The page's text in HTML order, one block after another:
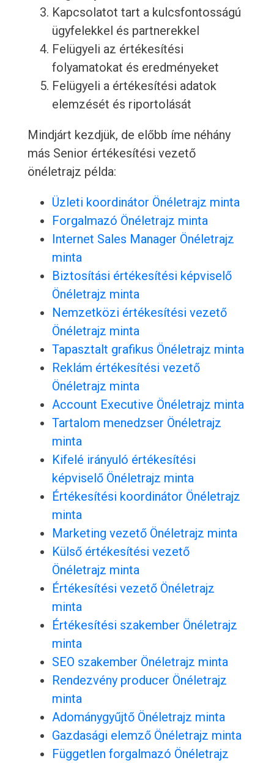
Kapcsolatot tart a kulcsfontosságú
ügyfelekkel és partnerekkel
Felügyeli az értékesítési
folyamatokat és eredményeket
Felügyeli a értékesítési adatok
elemzését és riportolását
Mindjárt kezdjük, de előbb íme néhány
más Senior értékesítési vezető
önéletrajz példa:
Üzleti koordinátor Önéletrajz minta
Forgalmazó Önéletrajz minta
Internet Sales Manager Önéletrajz
minta
Biztosítási értékesítési képviselő
Önéletrajz minta
Nemzetközi értékesítési vezető
Önéletrajz minta
Tapasztalt grafikus Önéletrajz minta
Reklám értékesítési vezető
Önéletrajz minta
Account Executive Önéletrajz minta
Tartalom menedzser Önéletrajz
minta
Kifelé irányuló értékesítési
képviselő Önéletrajz minta
Értékesítési koordinátor Önéletrajz
minta
Marketing vezető Önéletrajz minta
Külső értékesítési vezető
Önéletrajz minta
Értékesítési vezető Önéletrajz
minta
Értékesítési szakember Önéletrajz
minta
SEO szakember Önéletrajz minta
Rendezvény producer Önéletrajz
minta
Adománygyűjtő Önéletrajz minta
Gazdasági elemző Önéletrajz minta
Független forgalmazó Önéletrajz